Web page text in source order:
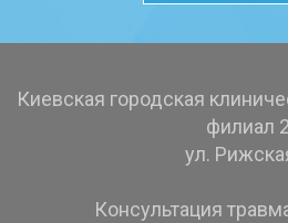
Киевская городская
филиал 2
ул.
Консультация